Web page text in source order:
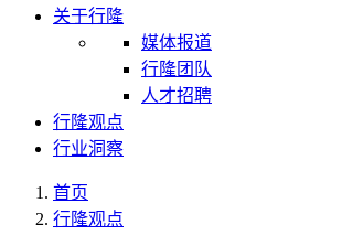
关于行隆
媒体报道
行隆团队
人才招聘
行隆观点
行业洞察
首页
行隆观点